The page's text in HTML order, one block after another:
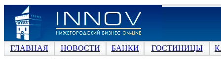
ГЛАВНАЯ НОВОСТИ БАНКИ ГОСТИНИЦЫ